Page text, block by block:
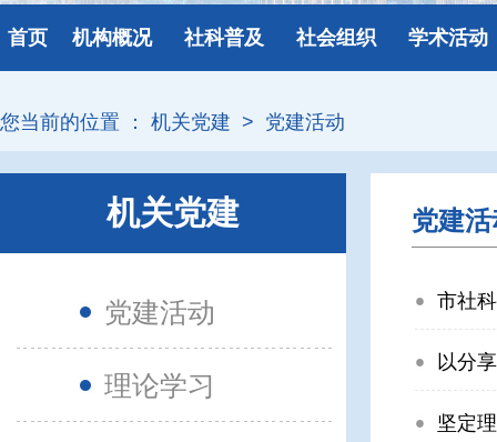
首页 机构概况 社科普及 社会组织 学术活动
您当前的位置 ： 机关党建 > 党建活动
机关党建
党建活动
理论学习
党建
市社
以分
坚定